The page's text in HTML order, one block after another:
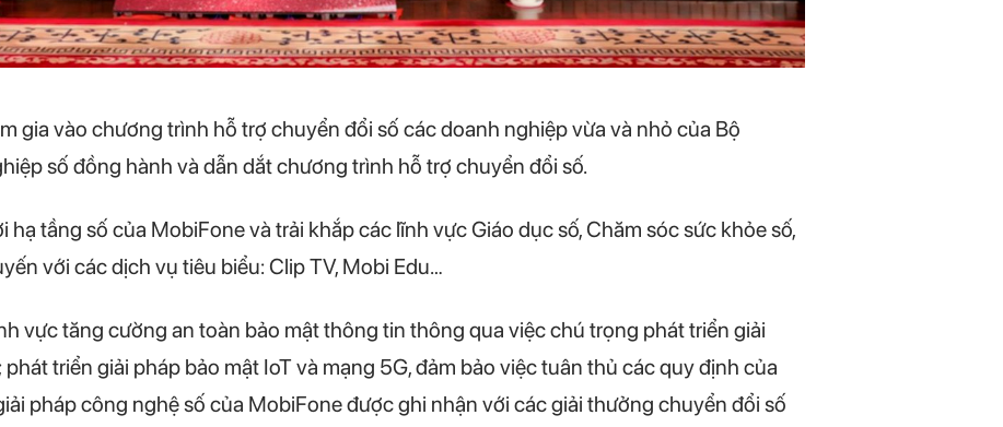
gia vào chương trình hỗ trợ chuyển đổi số các doanh nghiệp vừa và nhỏ của Bộ
số đồng hành và dẫn dắt chương trình hỗ trợ chuyển đổi số.
hạ tầng số của MobiFone và trải khắp các lĩnh vực Giáo dục số, Chăm sóc sức khỏe số,
với các dịch vụ tiêu biểu: Clip TV, Mobi Edu…
vực tăng cường an toàn bảo mật thông tin thông qua việc chú trọng phát triển giải
triển giải pháp bảo mật IoT và mạng 5G, đảm bảo việc tuân thủ các quy định của
pháp công nghệ số của MobiFone được ghi nhận với các giải thưởng chuyển đổi số